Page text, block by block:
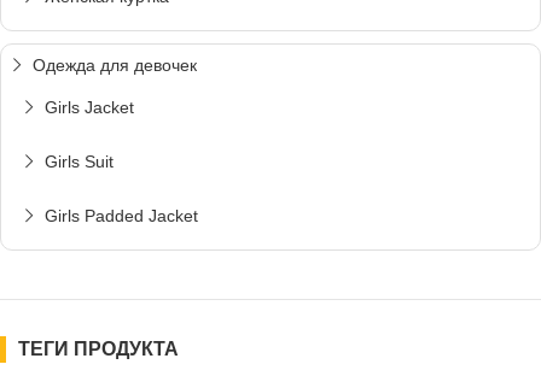
Одежда для девочек
Girls Jacket
Girls Suit
Girls Padded Jacket
ТЕГИ ПРОДУКТА